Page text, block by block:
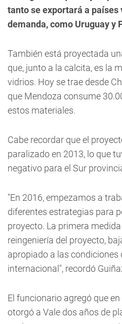
tanto se exportará a países
demanda, como Uruguay y
También está proyectada
que, junto a la calcita, es la
vidrios. Hoy se trae desde
que Mendoza consume
estos materiales.
Cabe recordar que el
paralizado en 2013, lo que
negativo para el Sur
"En 2016, empezamos a
diferentes estrategias para
proyecto. La primera
reingeniería del proyecto,
apropiado a las condiciones
internacional", recordó
El funcionario agregó que
otorgó a Vale dos años de